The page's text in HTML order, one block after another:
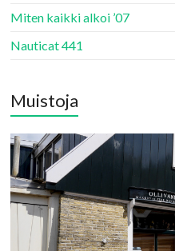
Miten kaikki alkoi ’07
Nauticat 441
Muistoja